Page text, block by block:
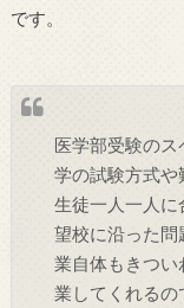
です。
医学部受験の
学の試験方式や
生徒一人一人
望校に沿った問
業自体もきつ
業してくれるの